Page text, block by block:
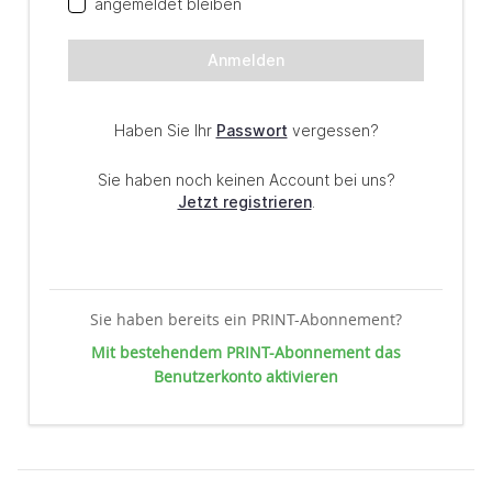
Sie haben bereits ein PRINT-Abonnement?
Mit bestehendem PRINT-Abonnement das
Benutzerkonto aktivieren